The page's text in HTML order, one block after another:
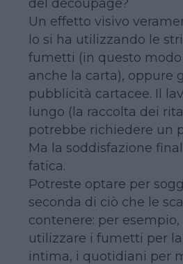
Un effetto visivo
lo si ha utilizzando le
fumetti (in questo
anche la carta), oppure
pubblicità cartacee. Il
lungo (la raccolta dei
potrebbe richiedere un
Ma la soddisfazione
fatica.
Potreste optare per
seconda di ciò che le
contenere: per
utilizzare i fumetti per
intima, i quotidiani per